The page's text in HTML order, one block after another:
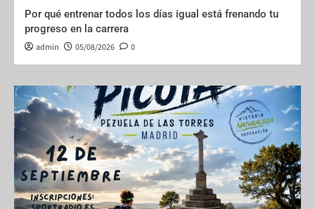
Por qué entrenar todos los días igual está frenando tu
progreso en la carrera
admin 05/08/2026 0